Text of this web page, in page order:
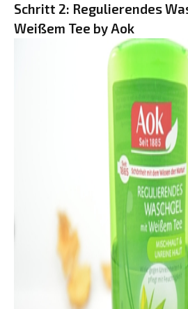
Schritt 2: Regulierendes
Weißem Tee by Aok